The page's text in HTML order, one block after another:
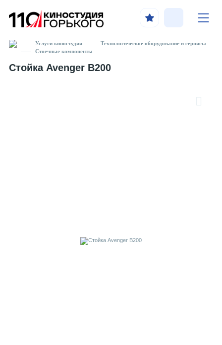
Услуги киностудии
Технологическое оборудование и сервисы
Стоечные компоненты
Стойка Avenger B200